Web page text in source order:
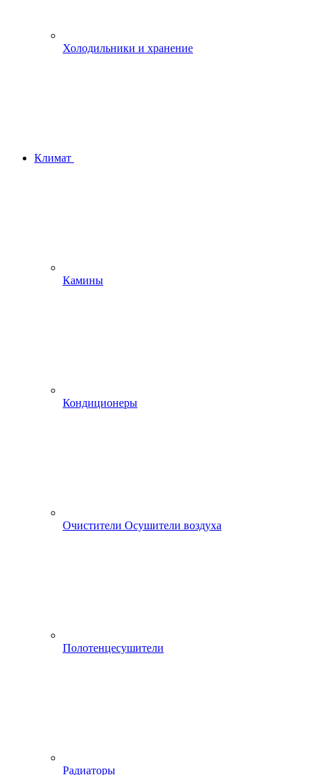
Холодильники и хранение
Климат
Камины
Кондиционеры
Очистители Осушители воздуха
Полотенцесушители
Радиаторы